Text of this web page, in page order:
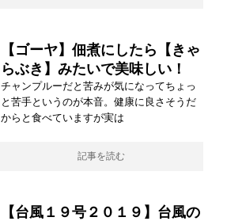
【ゴーヤ】佃煮にしたら【きゃ
らぶき】みたいで美味しい！
チャンプルーだと苦みが気になってちょっ
と苦手というのが本音。健康に良さそうだ
からと食べていますが実は
記事を読む
【台風１９号２０１９】台風の